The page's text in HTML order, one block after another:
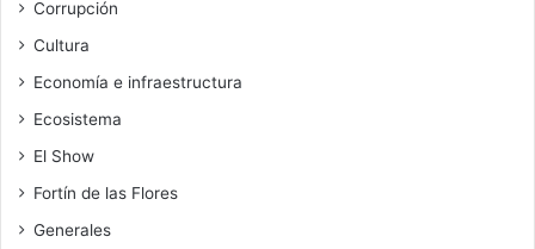
Corrupción
Cultura
Economía e infraestructura
Ecosistema
El Show
Fortín de las Flores
Generales